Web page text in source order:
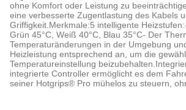
ohne Komfort oder Leistung zu
eine verbesserte Zugentlastung des Kabels
Griffigkeit.Merkmale:5 intelligente
Grün 45°C, Weiß 40°C, Blau 35°C- Der
Temperaturänderungen in der Umgebung
Heizleistung entsprechend an, um die
Temperatureinstellung
integrierte Controller ermöglicht es dem
seiner Hotgrips® Pro mühelos zu steuern,